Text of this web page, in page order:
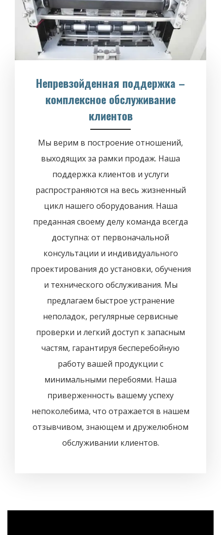
Непревзойденная поддержка –
комплексное обслуживание
клиентов
Мы верим в построение отношений,
выходящих за рамки продаж. Наша
поддержка клиентов и услуги
распространяются на весь жизненный
цикл нашего оборудования. Наша
преданная своему делу команда всегда
доступна: от первоначальной
консультации и индивидуального
проектирования до установки, обучения
и технического обслуживания. Мы
предлагаем быстрое устранение
неполадок, регулярные сервисные
проверки и легкий доступ к запасным
частям, гарантируя бесперебойную
работу вашей продукции с
минимальными перебоями. Наша
приверженность вашему успеху
непоколебима, что отражается в нашем
отзывчивом, знающем и дружелюбном
обслуживании клиентов.